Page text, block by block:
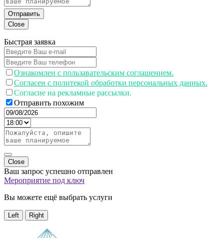
Отправить
Close
Быстрая заявка
Ознакомлен с пользавательским соглашением.
Согласен с политекой обработки персональных данных.
Согласие на рекламные рассылки.
Отправить похожим
Close
Ваш запрос успешно отправлен
Мероприятие под ключ
Вы можете ещё выбрать услуги
Left Right